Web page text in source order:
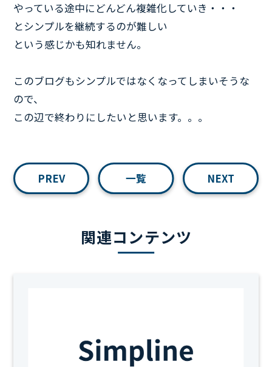
やっている途中にどんどん複雑化していき・・・
とシンプルを継続するのが難しい
という感じかも知れません。
このブログもシンプルではなくなってしまいそうな
ので、
この辺で終わりにしたいと思います。。。
PREV 一覧 NEXT
関連コンテンツ